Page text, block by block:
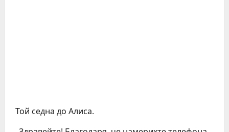
Той седна до Алиса.